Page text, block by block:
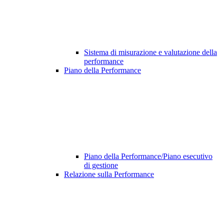
Sistema di misurazione e valutazione della
performance
Piano della Performance
Piano della Performance/Piano esecutivo
di gestione
Relazione sulla Performance